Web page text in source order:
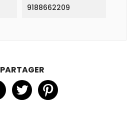
9188662209
PARTAGER